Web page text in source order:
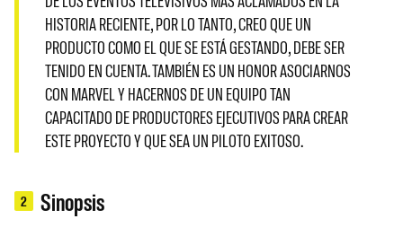
HISTORIA RECIENTE, POR LO TANTO, CREO QUE UN
PRODUCTO COMO EL QUE SE ESTÁ GESTANDO, DEBE SER
TENIDO EN CUENTA. TAMBIÉN ES UN HONOR ASOCIARNOS
CON MARVEL Y HACERNOS DE UN EQUIPO TAN
CAPACITADO DE PRODUCTORES EJECUTIVOS PARA CREAR
ESTE PROYECTO Y QUE SEA UN PILOTO EXITOSO.
2 Sinopsis